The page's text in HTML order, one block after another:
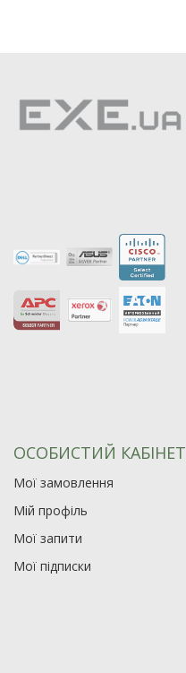
974
ОСОБИСТИЙ КАБІНЕТ
Мої замовлення
Мій профіль
Мої запити
Мої підписки